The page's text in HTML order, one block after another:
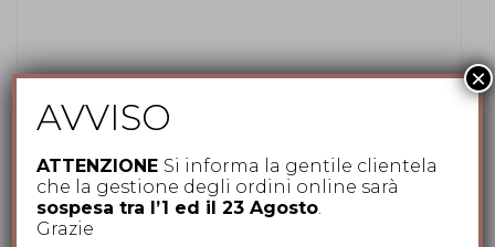
Cappelli per Lui,Lana,Nuovi arrivi,Stetson
Cappello Traveller woolfelt by Stetson
AVVISO
ATTENZIONE Si informa la gentile clientela
che la gestione degli ordini online sarà
sospesa tra l’1 ed il 23 Agosto.
Grazie
×